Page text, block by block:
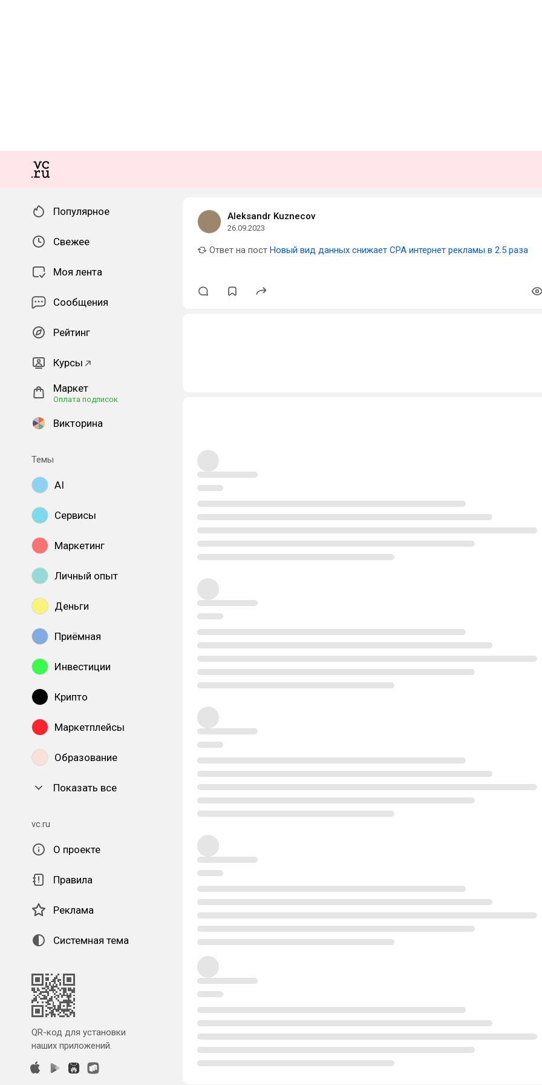
Популярное
Свежее
Моя лента
Сообщения
Рейтинг
Курсы
Маркет
Оплата подписок
Викторина
Темы
AI
Сервисы
Маркетинг
Личный опыт
Деньги
Приёмная
Инвестиции
Крипто
Маркетплейсы
Образование
Показать все
vc.ru
О проекте
Правила
Реклама
Системная тема
QR-код для установки
наших приложений.
Aleksandr Kuznecov
26.09.2023
Ответ на пост Новый вид данных снижает CPA интернет рекламы в 2.5 раза